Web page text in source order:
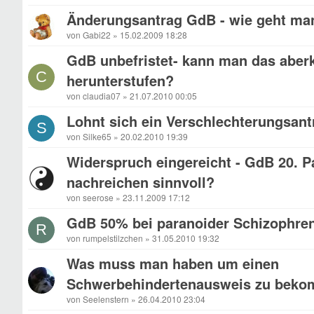
Änderungsantrag GdB - wie geht
von Gabi22 » 15.02.2009 18:28
C
GdB unbefristet- kann man das
herunterstufen?
von claudia07 » 21.07.2010 00:05
S Lohnt sich ein
von Silke65 » 20.02.2010 19:39
Widerspruch eingereicht - GdB 20.
nachreichen sinnvoll?
von seerose » 23.11.2009 17:12
R GdB 50% bei paranoider
von rumpelstilzchen » 31.05.2010 19:32
Was muss man haben um einen
Schwerbehindertenausweis zu
von Seelenstern » 26.04.2010 23:04